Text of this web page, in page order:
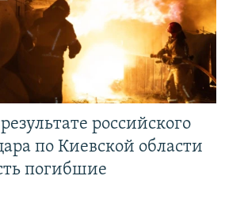
российского
по Киевской области
погибшие